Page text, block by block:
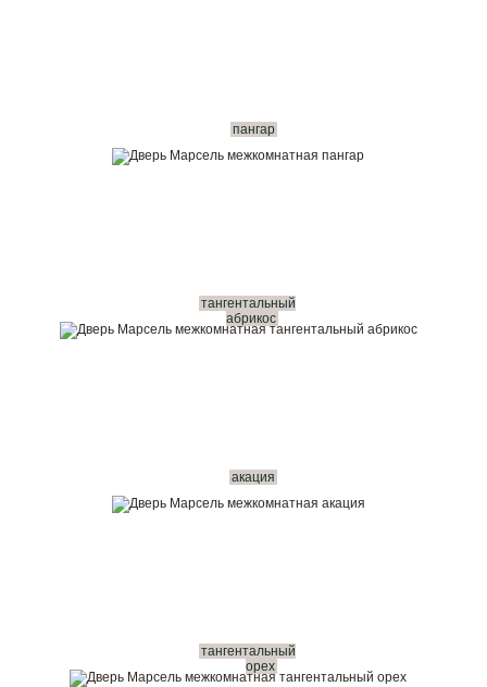
пангар
тангентальный
абрикос
акация
тангентальный
орех